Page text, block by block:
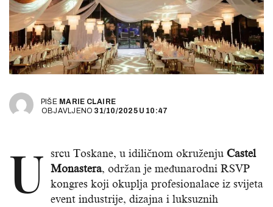
PIŠE MARIE CLAIRE
OBJAVLJENO 31/10/2025 U 10:47
U srcu Toskane, u idiličnom okruženju Castel
Monastera, održan je međunarodni RSVP
kongres koji okuplja profesionalace iz svijeta
event industrije, dizajna i luksuznih